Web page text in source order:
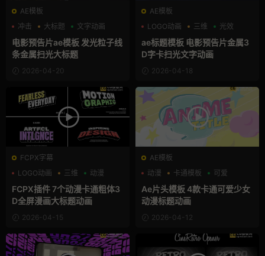
AE模板
冲击
大标题 文字动画
电影预告片ae模板 发光粒子线
条金属扫光大标题
2026-04-20
AE模板
LOGO动画
三维 光效
ae标题模板 电影预告片金属3
D字卡扫光文字动画
2026-04-18
FCPX字幕
LOGO动画
三维 动漫
FCPX插件 7个动漫卡通粗体3
D全屏漫画大标题动画
2026-04-15
AE模板
动漫
卡通模板 可爱
Ae片头模板 4款卡通可爱少女
动漫标题动画
2026-04-12